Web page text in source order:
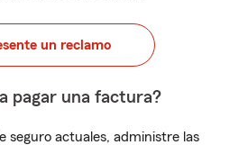
un reclamo
pagar una factura?
seguro actuales, administre las